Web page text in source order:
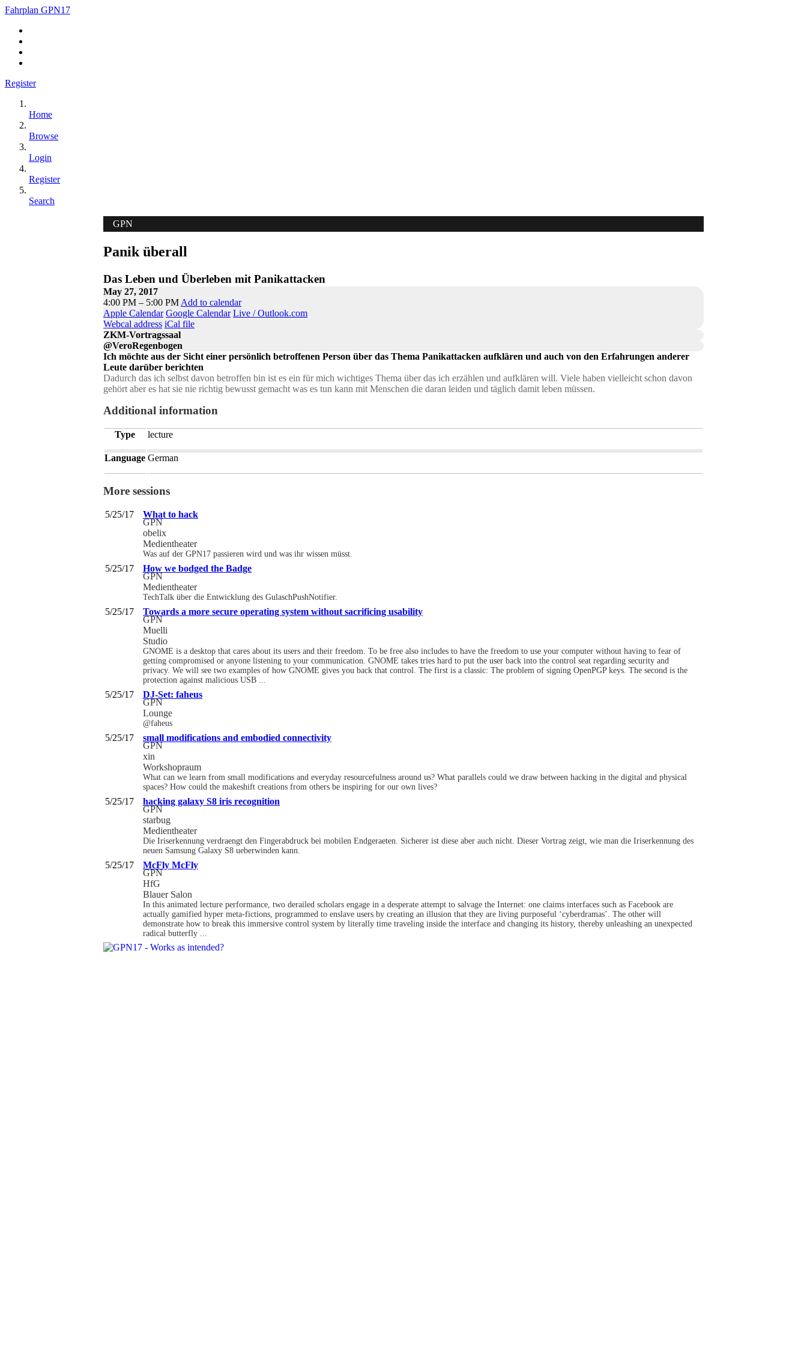
Fahrplan GPN17
Register
Home
Browse
Login
Register
Search
GPN
Panik überall
Das Leben und Überleben mit Panikattacken
May 27, 2017
4:00 PM – 5:00 PM Add to calendar
Apple Calendar Google Calendar Live / Outlook.com
Webcal address iCal file
ZKM-Vortragssaal
@VeroRegenbogen
Ich möchte aus der Sicht einer persönlich betroffenen Person über das Thema Panikattacken aufklären und auch von den Erfahrungen anderer
Leute darüber berichten
Dadurch das ich selbst davon betroffen bin ist es ein für mich wichtiges Thema über das ich erzählen und aufklären will. Viele haben vielleicht schon davon
gehört aber es hat sie nie richtig bewusst gemacht was es tun kann mit Menschen die daran leiden und täglich damit leben müssen.
Additional information
Type lecture
Language German
More sessions
5/25/17 What to hack
GPN
obelix
Medientheater
Was auf der GPN17 passieren wird und was ihr wissen müsst.
5/25/17 How we bodged the Badge
GPN
Medientheater
TechTalk über die Entwicklung des GulaschPushNotifier.
5/25/17 Towards a more secure operating system without sacrificing usability
GPN
Muelli
Studio
GNOME is a desktop that cares about its users and their freedom. To be free also includes to have the freedom to use your computer without having to fear of
getting compromised or anyone listening to your communication. GNOME takes tries hard to put the user back into the control seat regarding security and
privacy. We will see two examples of how GNOME gives you back that control. The first is a classic: The problem of signing OpenPGP keys. The second is the
protection against malicious USB ...
5/25/17 DJ-Set: faheus
GPN
Lounge
@faheus
5/25/17 small modifications and embodied connectivity
GPN
xin
Workshopraum
What can we learn from small modifications and everyday resourcefulness around us? What parallels could we draw between hacking in the digital and physical
spaces? How could the makeshift creations from others be inspiring for our own lives?
5/25/17 hacking galaxy S8 iris recognition
GPN
starbug
Medientheater
Die Iriserkennung verdraengt den Fingerabdruck bei mobilen Endgeraeten. Sicherer ist diese aber auch nicht. Dieser Vortrag zeigt, wie man die Iriserkennung des
neuen Samsung Galaxy S8 ueberwinden kann.
5/25/17 McFly McFly
GPN
HfG
Blauer Salon
In this animated lecture performance, two derailed scholars engage in a desperate attempt to salvage the Internet: one claims interfaces such as Facebook are
actually gamified hyper meta-fictions, programmed to enslave users by creating an illusion that they are living purposeful ‘cyberdramas’. The other will
demonstrate how to break this immersive control system by literally time traveling inside the interface and changing its history, thereby unleashing an unexpected
radical butterfly ...